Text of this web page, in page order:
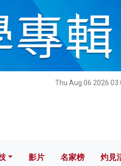
Thu Aug 06 2026
影片 名家榜
影片 名家榜 灼見